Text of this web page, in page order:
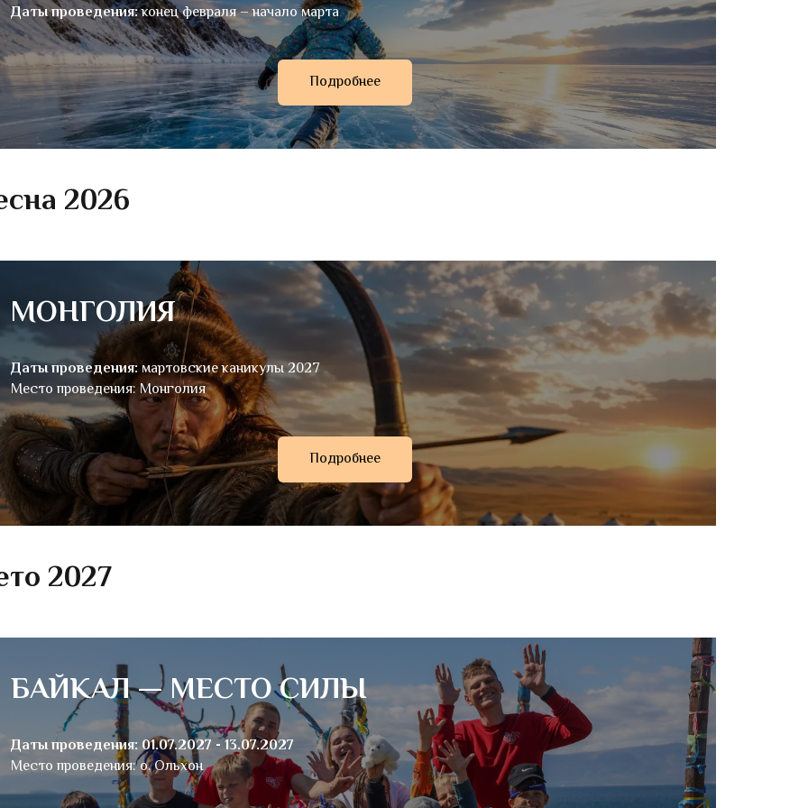
Даты проведения:конец февраля – начало марта
Подробнее
2026
МОНГОЛИЯ
Даты проведения:мартовские каникулы 2027
Место проведения: Монголия
Подробнее
2027
БАЙКАЛ — МЕСТО СИЛЫ
Даты проведения: 01.07.2027 - 13.07.2027
Место проведения: о. Ольхон